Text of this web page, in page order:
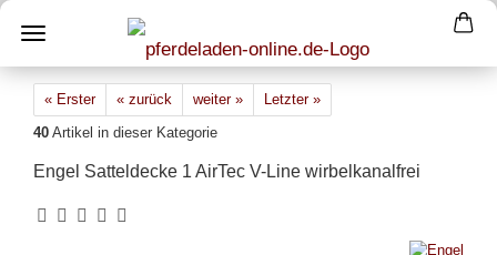
« Erster « zurück weiter »
Letzter »
40 Artikel in dieser Kategorie
Engel Satteldecke 1 AirTec V-Line wirbelkanalfrei